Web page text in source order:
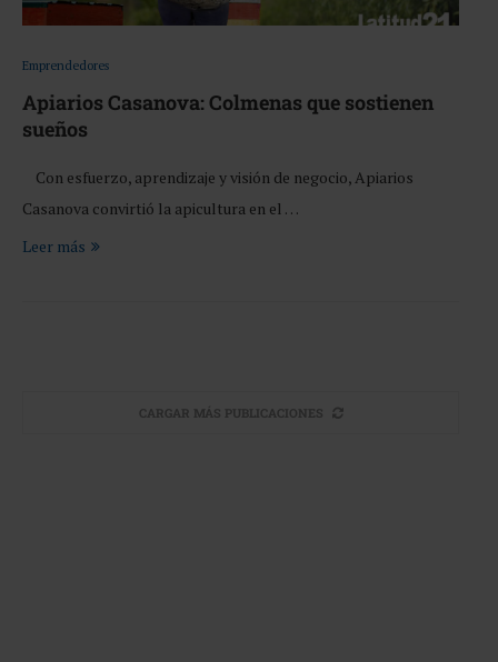
Emprendedores
Apiarios Casanova: Colmenas que sostienen
sueños
Con esfuerzo, aprendizaje y visión de negocio, Apiarios
Casanova convirtió la apicultura en el …
Leer más
CARGAR MÁS PUBLICACIONES